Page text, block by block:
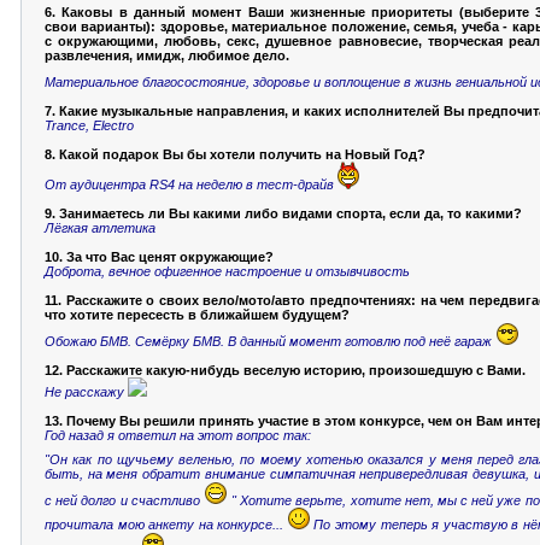
6. Каковы в данный момент Ваши жизненные приоритеты (выберите
свои варианты): здоровье, материальное положение, семья, учеба -
с окружающими, любовь, секс, душевное равновесие, творческая
развлечения, имидж, любимое дело.
Материальное благосостояние, здоровье и воплощение в жизнь гениальной
7. Какие музыкальные направления, и каких исполнителей Вы
Trance, Electro
8. Какой подарок Вы бы хотели получить на Новый Год?
От аудицентра RS4 на неделю в тест-драйв
9. Занимаетесь ли Вы какими либо видами спорта, если да, то какими?
Лёгкая атлетика
10. За что Вас ценят окружающие?
Доброта, вечное офигенное настроение и отзывчивость
11. Расскажите о своих вело/мото/авто предпочтениях: на чем
что хотите пересесть в ближайшем будущем?
Обожаю БМВ. Семёрку БМВ. В данный момент готовлю под неё гараж
12. Расскажите какую-нибудь веселую историю, произошедшую с Вами.
Не расскажу
13. Почему Вы решили принять участие в этом конкурсе, чем он Вам
Год назад я ответил на этот вопрос так:
"Он как по щучьему веленью, по моему хотенью оказался у меня перед
быть, на меня обратит внимание симпатичная непривередливая
с ней долго и счастливо
" Хотите верьте, хотите нет, мы с ней уже
прочитала мою анкету на конкурсе...
По этому теперь я участвую в